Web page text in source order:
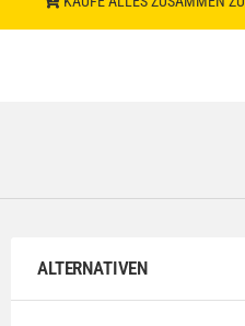
ALTERNATIVEN